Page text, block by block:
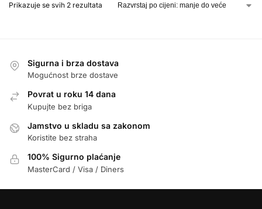
Prikazuje se svih 2 rezultata
Sigurna i brza dostava
Mogućnost brze dostave
Povrat u roku 14 dana
Kupujte bez briga
Jamstvo u skladu sa zakonom
Koristite bez straha
100% Sigurno plaćanje
MasterCard / Visa / Diners